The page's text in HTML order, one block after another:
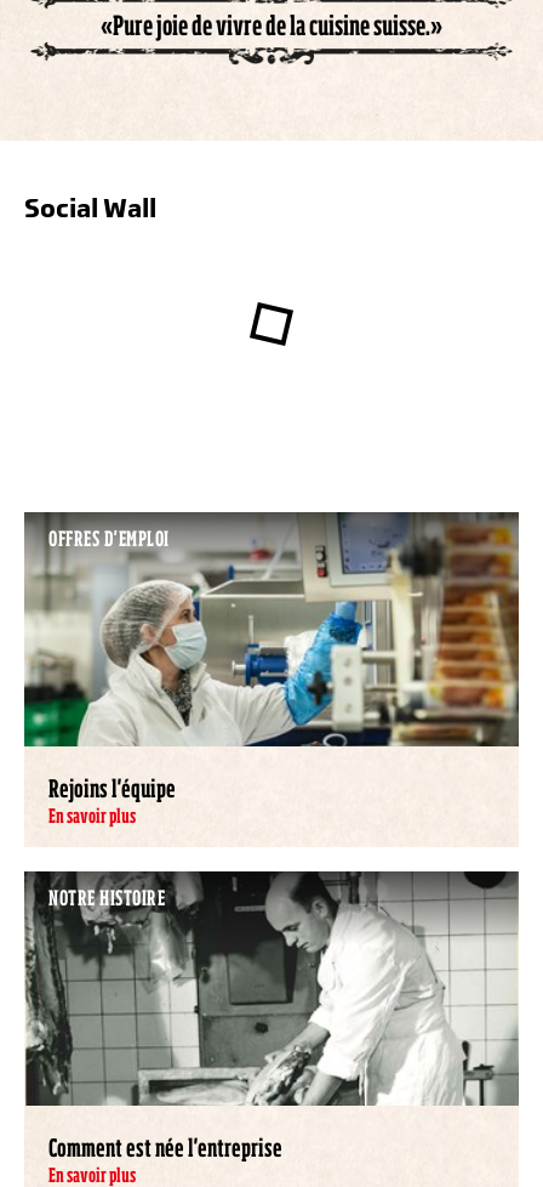
«Pure joie de vivre de la cuisine suisse.»
Social Wall
OFFRES D'EMPLOI
Rejoins l'équipe
En savoir plus
NOTRE HISTOIRE
Comment est née l'entreprise
En savoir plus